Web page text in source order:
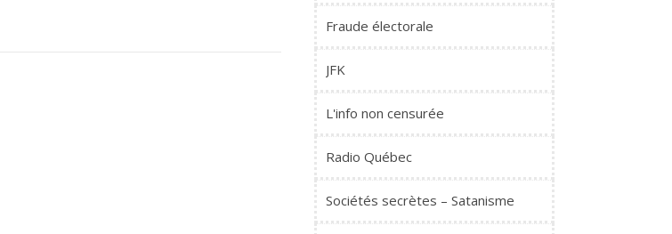
Fraude électorale
JFK
L'info non censurée
Radio Québec
Sociétés secrètes – Satanisme